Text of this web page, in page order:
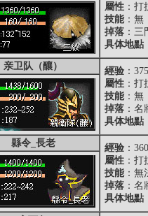
屬性 ：
技能：無
掉落 ： 三
具体地點
亲卫队（釀） 經验 ：375
屬性 ：
技能：無
掉落 ： 名
具体地點
縣令_長老 經验 ：360
屬性 ：
技能：無
掉落 ： 名
具体地點